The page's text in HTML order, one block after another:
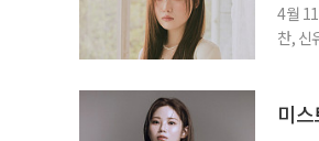
4월
찬, 신
배님
미